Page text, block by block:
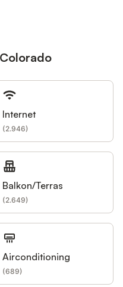
Internet
(2.946)
Balkon/Terras
(2.649)
Airconditioning
(689)